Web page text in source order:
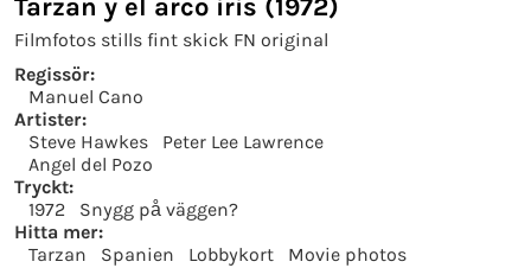
Tarzan y el arco iris (1972)
Filmfotos stills fint skick FN original
Regissör:
Manuel Cano
Artister:
Steve Hawkes
Peter Lee Lawrence
Angel del Pozo
Tryckt:
1972
Snygg på väggen?
Hitta mer:
Tarzan
Spanien Lobbykort Movie photos